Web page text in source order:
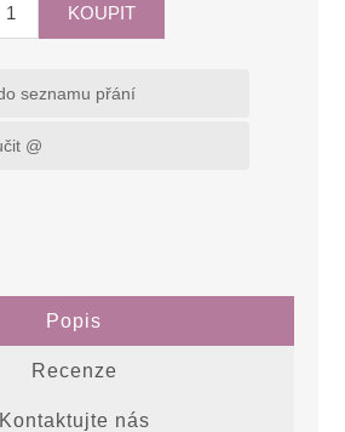
Popis
Recenze
Kontaktujte nás